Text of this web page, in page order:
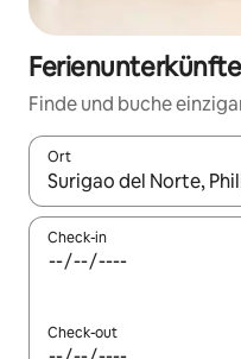
Finde und buche
Ort
Wenn Ergebnisse
Check-in
Check-out